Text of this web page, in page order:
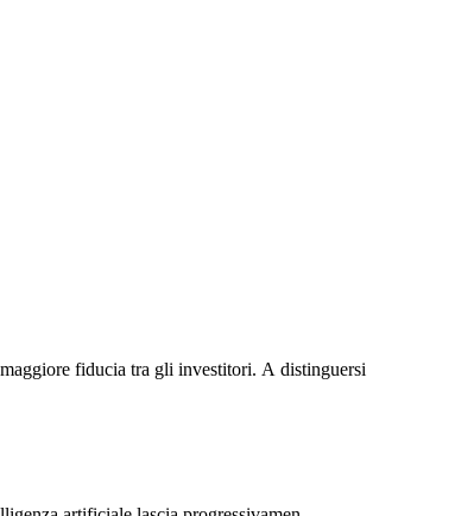
fiducia tra gli investitori. A distinguersi